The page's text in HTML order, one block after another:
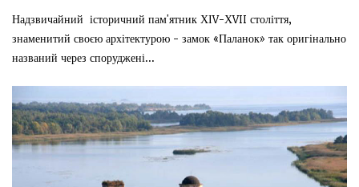
Надзвичайний історичний пам'ятник ХІV-ХVII століття,
знаменитий своєю архітектурою - замок «Паланок» так оригінально
названий через споруджені...